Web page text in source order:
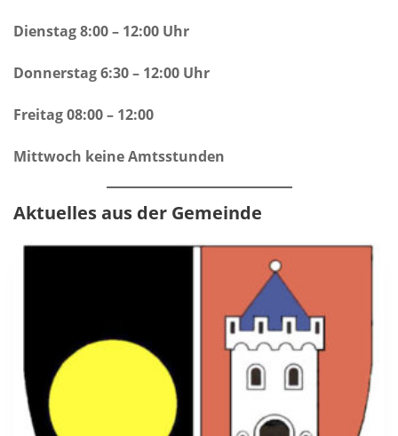
Dienstag 8:00 – 12:00 Uhr
Donnerstag 6:30 – 12:00 Uhr
Freitag 08:00 – 12:00
Mittwoch keine Amtsstunden
Aktuelles aus der Gemeinde